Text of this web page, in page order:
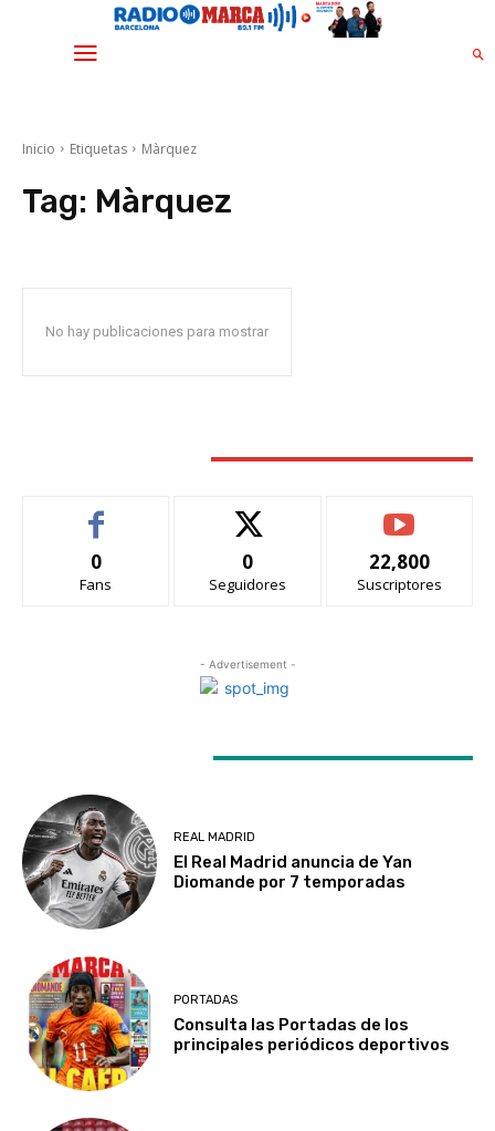
Inicio Etiquetas Màrquez
Tag: Màrquez
No hay publicaciones para mostrar
0
Fans
0
Seguidores
22,800
Suscriptores
- Advertisement -
REAL MADRID
El Real Madrid anuncia de Yan
Diomande por 7 temporadas
PORTADAS
Consulta las Portadas de los
principales periódicos deportivos